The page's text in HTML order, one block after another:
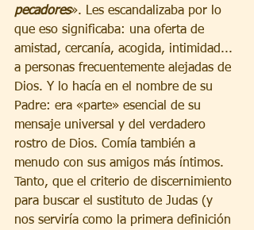
pecadores». Les escandalizaba por lo
que eso significaba: una oferta de
amistad, cercanía, acogida, intimidad...
a personas frecuentemente alejadas de
Dios. Y lo hacía en el nombre de su
Padre: era «parte» esencial de su
mensaje universal y del verdadero
rostro de Dios. Comía también a
menudo con sus amigos más íntimos.
Tanto, que el criterio de discernimiento
para buscar el sustituto de Judas (y
nos serviría como la primera definición